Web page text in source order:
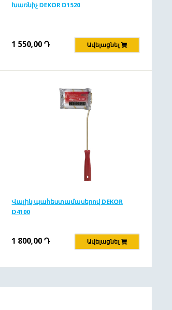
Խառնիչ DEKOR D1520
1 550,00Դ Ավելացնել
Վալիկ պահեստամասերով DEKOR
D4100
1 800,00Դ Ավելացնել